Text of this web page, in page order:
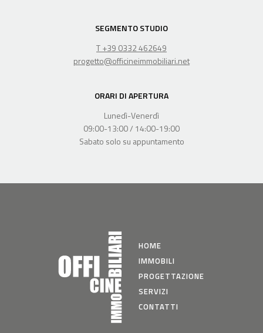
SEGMENTO STUDIO
T +39 0332 462649
progetto@officineimmobiliari.net
ORARI DI APERTURA
Lunedì-Venerdì
09:00-13:00 / 14:00-19:00
Sabato solo su appuntamento
HOME
IMMOBILI
PROGETTAZIONE
SERVIZI
CONTATTI